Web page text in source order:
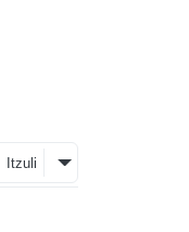
Itzuli